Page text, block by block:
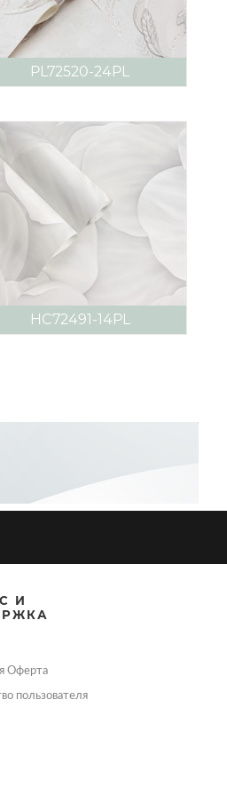
PL72520-24PL
HC72491-14PL
И
Оферта
пользователя